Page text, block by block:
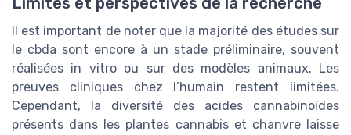
Il est important de noter que la majorité des études sur
le cbda sont encore à un stade préliminaire, souvent
réalisées in vitro ou sur des modèles animaux. Les
preuves cliniques chez l’humain restent limitées.
Cependant, la diversité des acides cannabinoïdes
présents dans les plantes cannabis et chanvre laisse